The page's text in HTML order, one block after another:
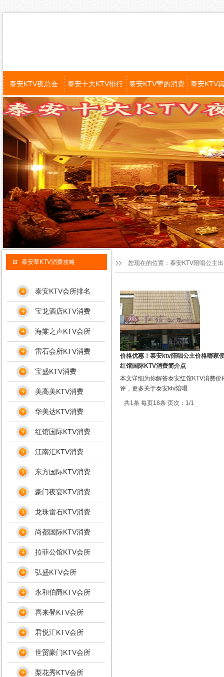
泰安KTV夜总会 泰安十大KTV排行 泰安KTV荤的消费 泰安KTV
价格优惠！泰安ktv陪唱公主价格哪家
红馆国际KTV消费简介点
本文详细为你解答泰安红馆KTV消费价
评，更多关于泰安ktv陪唱
共1条 每页18条 页次：1/1
您现在的位置： 泰安KTV陪唱公主
泰安荤KTV消费攻略
泰安KTV会所排名
宝龙酒店KTV消费
海棠之声KTV会所
雷石会所KTV消费
宝盛KTV消费
美高美KTV消费
华美达KTV消费
红馆国际KTV消费
江南汇KTV消费
东方国际KTV消费
豪门夜宴KTV消费
龙珠雷石KTV消费
尚都国际KTV消费
拉菲公馆KTV会所
弘盛KTV会所
永和伯爵KTV会所
喜来登KTV会所
君悦汇KTV会所
世贸豪门KTV会所
梨花秀KTV会所